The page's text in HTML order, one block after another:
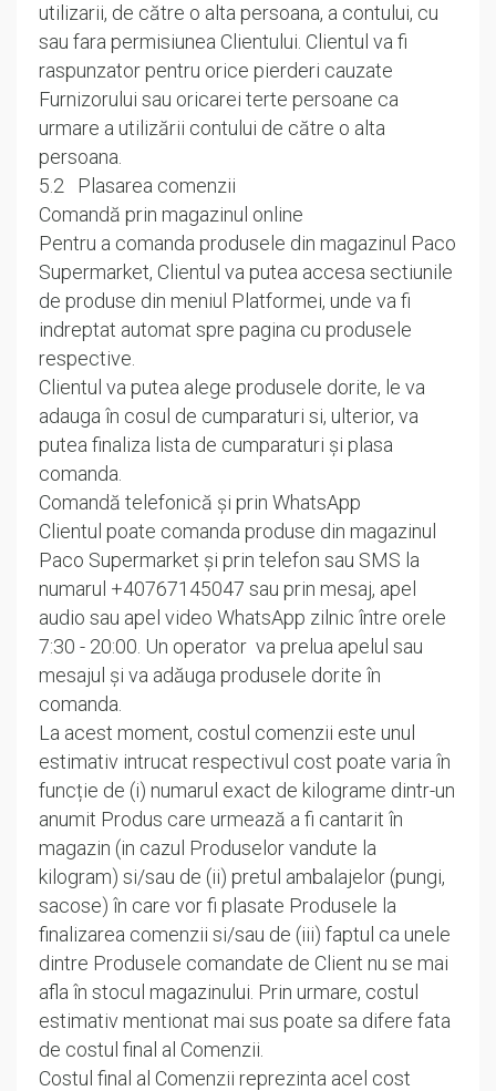
utilizarii, de către o alta persoana, a contului, cu
sau fara permisiunea Clientului. Clientul va fi
raspunzator pentru orice pierderi cauzate
Furnizorului sau oricarei terte persoane ca
urmare a utilizării contului de către o alta
persoana.
5.2 Plasarea comenzii
Comandă prin magazinul online
Pentru a comanda produsele din magazinul Paco
Supermarket, Clientul va putea accesa sectiunile
de produse din meniul Platformei, unde va fi
indreptat automat spre pagina cu produsele
respective.
Clientul va putea alege produsele dorite, le va
adauga în cosul de cumparaturi si, ulterior, va
putea finaliza lista de cumparaturi și plasa
comanda.
Comandă telefonică și prin WhatsApp
Clientul poate comanda produse din magazinul
Paco Supermarket și prin telefon sau SMS la
numarul +40767145047 sau prin mesaj, apel
audio sau apel video WhatsApp zilnic între orele
7:30 - 20:00. Un operator va prelua apelul sau
mesajul și va adăuga produsele dorite în
comanda.
La acest moment, costul comenzii este unul
estimativ intrucat respectivul cost poate varia în
funcție de (i) numarul exact de kilograme dintr-un
anumit Produs care urmează a fi cantarit în
magazin (in cazul Produselor vandute la
kilogram) si/sau de (ii) pretul ambalajelor (pungi,
sacose) în care vor fi plasate Produsele la
finalizarea comenzii si/sau de (iii) faptul ca unele
dintre Produsele comandate de Client nu se mai
afla în stocul magazinului. Prin urmare, costul
estimativ mentionat mai sus poate sa difere fata
de costul final al Comenzii.
Costul final al Comenzii reprezinta acel cost